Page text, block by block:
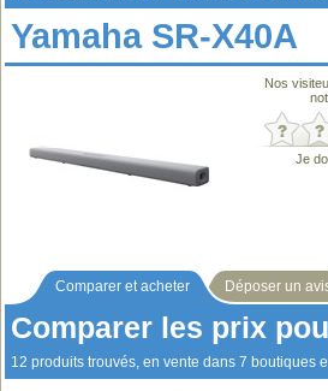
Yamaha SR-X40A
Nos
Je
Comparer et acheter Déposer un
Comparer les prix
12 produits trouvés, en vente dans 7 boutiques